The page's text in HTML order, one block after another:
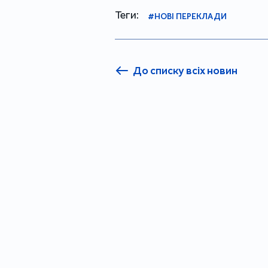
Теги: #НОВІ ПЕРЕКЛАДИ
До списку всіх новин